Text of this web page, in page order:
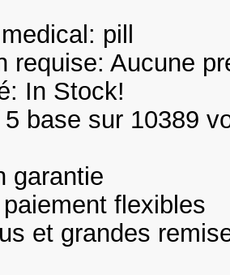
pill
requise: Aucune
In Stock!
base sur 10389
garantie
flexibles
et grandes